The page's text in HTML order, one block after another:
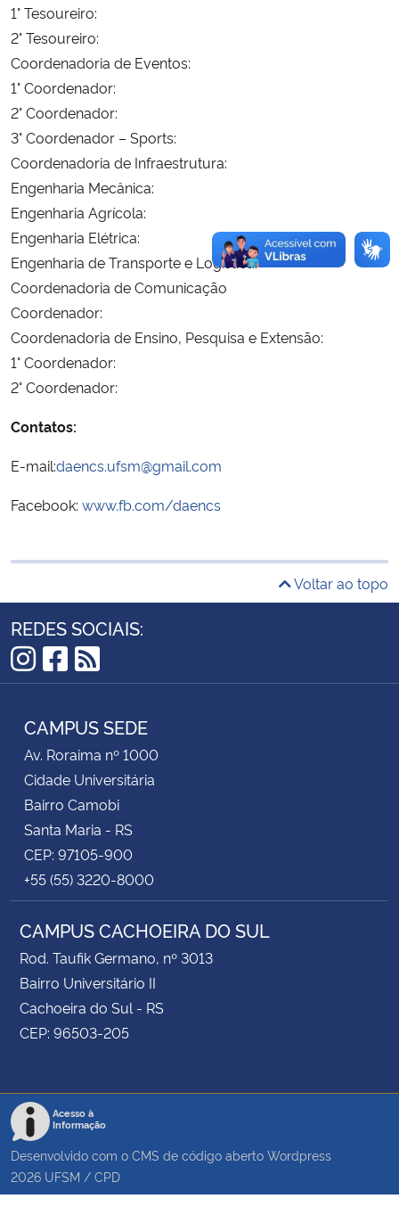
Ministério da Mulher, da Família e dos Direitos Humanos
Secretaria-Geral
Secretaria de Governo
Gabinete de Segurança Institucional
Advocacia-Geral da União
Banco Central do Brasil
Planalto
1° Tesoureiro:
2° Tesoureiro:
Coordenadoria de Eventos:
1° Coordenador:
2° Coordenador:
3° Coordenador – Sports:
Coordenadoria de Infraestrutura:
Engenharia Mecânica:
Engenharia Agrícola:
Engenharia Elétrica:
Engenharia de Transporte e Logística:
Coordenadoria de Comunicação
Coordenador:
Coordenadoria de Ensino, Pesquisa e Extensão:
1° Coordenador:
2° Coordenador:
Contatos:
E-mail:daencs.ufsm@gmail.com
Facebook: www.fb.com/daencs
Voltar ao topo
REDES SOCIAIS:
Instagram
Facebook
RSS
CAMPUS SEDE
Av. Roraima nº 1000
Cidade Universitária
Bairro Camobi
Santa Maria - RS
CEP: 97105-900
+55 (55) 3220-8000
CAMPUS CACHOEIRA DO SUL
Rod. Taufik Germano, nº 3013
Bairro Universitário II
Cachoeira do Sul - RS
CEP: 96503-205
Acesso à
Informação
Desenvolvido com o CMS de código aberto Wordpress
2026 UFSM / CPD